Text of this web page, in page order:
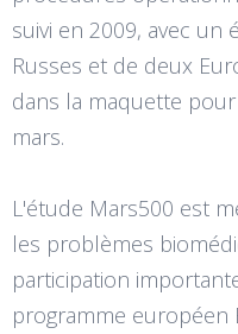
suivi en 2009, avec
Russes et de deux
dans la maquette
mars.
L'étude Mars500 est
les problèmes
participation
programme européen